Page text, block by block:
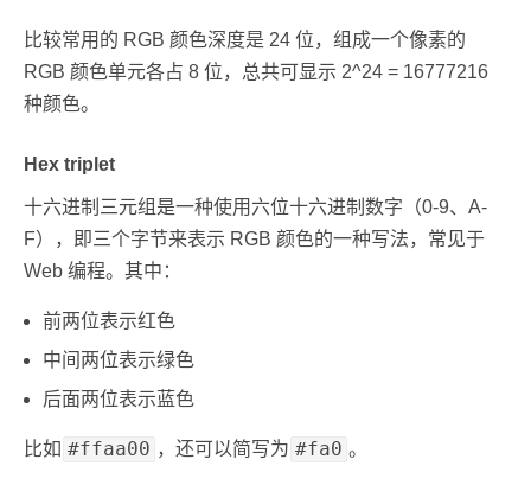
比较常用的 RGB 颜色深度是 24 位，组成一个像素的
RGB 颜色单元各占 8 位，总共可显示 2^24 = 16777216
种颜色。
Hex triplet
十六进制三元组是一种使用六位十六进制数字（0-9、A-
F），即三个字节来表示 RGB 颜色的一种写法，常见于
Web 编程。其中：
前两位表示红色
中间两位表示绿色
后面两位表示蓝色
比如 #ffaa00 ，还可以简写为 #fa0 。